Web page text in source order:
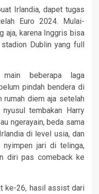
Irlandia, dapet tugas
Euro 2024. Mulai-
aja, karena Inggris bisa
Dublin yang full
beberapa laga
pindah bendera di
rumah diem aja setelah
tembakan Harry
ngerayain, beda sama
di level usia, dan
nyimpen jari di telinga,
diri pas comeback ke
ke-26, hasil assist dari